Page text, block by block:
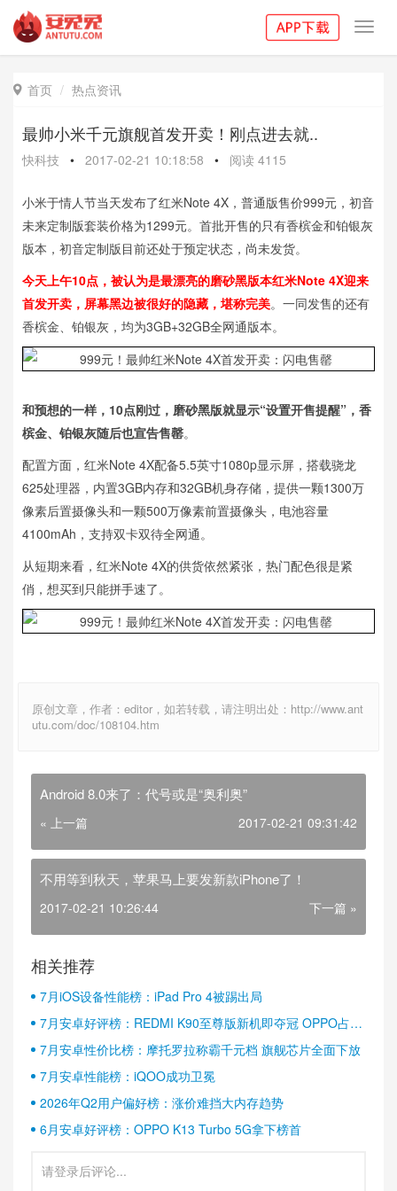
 首页 热点资讯
最帅小米千元旗舰首发开卖！刚点进去就..
快科技 • 2017-02-21 10:18:58 • 阅读 4115
小米于情人节当天发布了红米Note 4X，普通版售价999元，初音
未来定制版套装价格为1299元。首批开售的只有香槟金和铂银灰
版本，初音定制版目前还处于预定状态，尚未发货。
今天上午10点，被认为是最漂亮的磨砂黑版本红米Note 4X迎来
首发开卖，屏幕黑边被很好的隐藏，堪称完美。一同发售的还有
香槟金、铂银灰，均为3GB+32GB全网通版本。
和预想的一样，10点刚过，磨砂黑版就显示“设置开售提醒”，香
槟金、铂银灰随后也宣告售罄。
配置方面，红米Note 4X配备5.5英寸1080p显示屏，搭载骁龙
625处理器，内置3GB内存和32GB机身存储，提供一颗1300万
像素后置摄像头和一颗500万像素前置摄像头，电池容量
4100mAh，支持双卡双待全网通。
从短期来看，红米Note 4X的供货依然紧张，热门配色很是紧
俏，想买到只能拼手速了。
原创文章，作者：editor，如若转载，请注明出处：http://www.ant
utu.com/doc/108104.htm
Android 8.0来了：代号或是“奥利奥”
« 上一篇 2017-02-21 09:31:42
不用等到秋天，苹果马上要发新款iPhone了！
2017-02-21 10:26:44 下一篇 »
相关推荐
7月iOS设备性能榜：iPad Pro 4被踢出局
7月安卓好评榜：REDMI K90至尊版新机即夺冠 OPPO占据
半壁江山
7月安卓性价比榜：摩托罗拉称霸千元档 旗舰芯片全面下放
7月安卓性能榜：iQOO成功卫冕
2026年Q2用户偏好榜：涨价难挡大内存趋势
6月安卓好评榜：OPPO K13 Turbo 5G拿下榜首